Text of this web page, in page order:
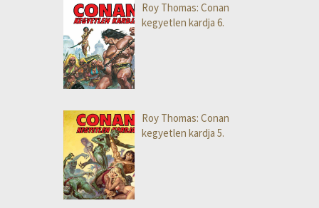
Roy Thomas: Conan
kegyetlen kardja 6.
Roy Thomas: Conan
kegyetlen kardja 5.